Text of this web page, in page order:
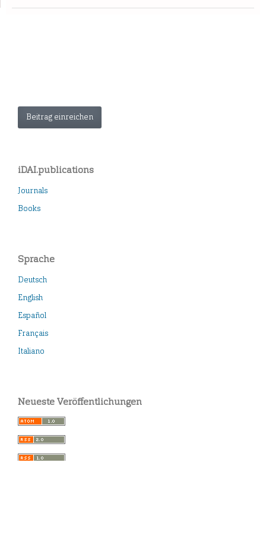
Beitrag einreichen
iDAI.publications
Journals
Books
Sprache
Deutsch
English
Español
Français
Italiano
Neueste Veröffentlichungen